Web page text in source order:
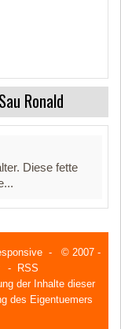
Ronald
Diese fette
- © 2007 -
RSS
der Inhalte dieser
des Eigentuemers